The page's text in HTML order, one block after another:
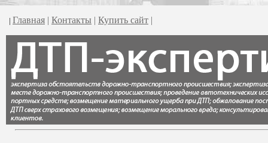
| Главная | Контакты | Купить сайт |